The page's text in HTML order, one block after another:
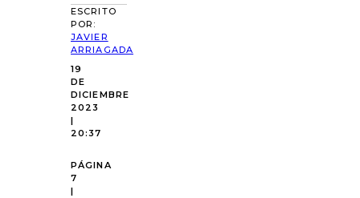
ESCRITO
POR:
JAVIER
ARRIAGADA
19
DE
DICIEMBRE
2023
|
20:37
PÁGINA
7
|